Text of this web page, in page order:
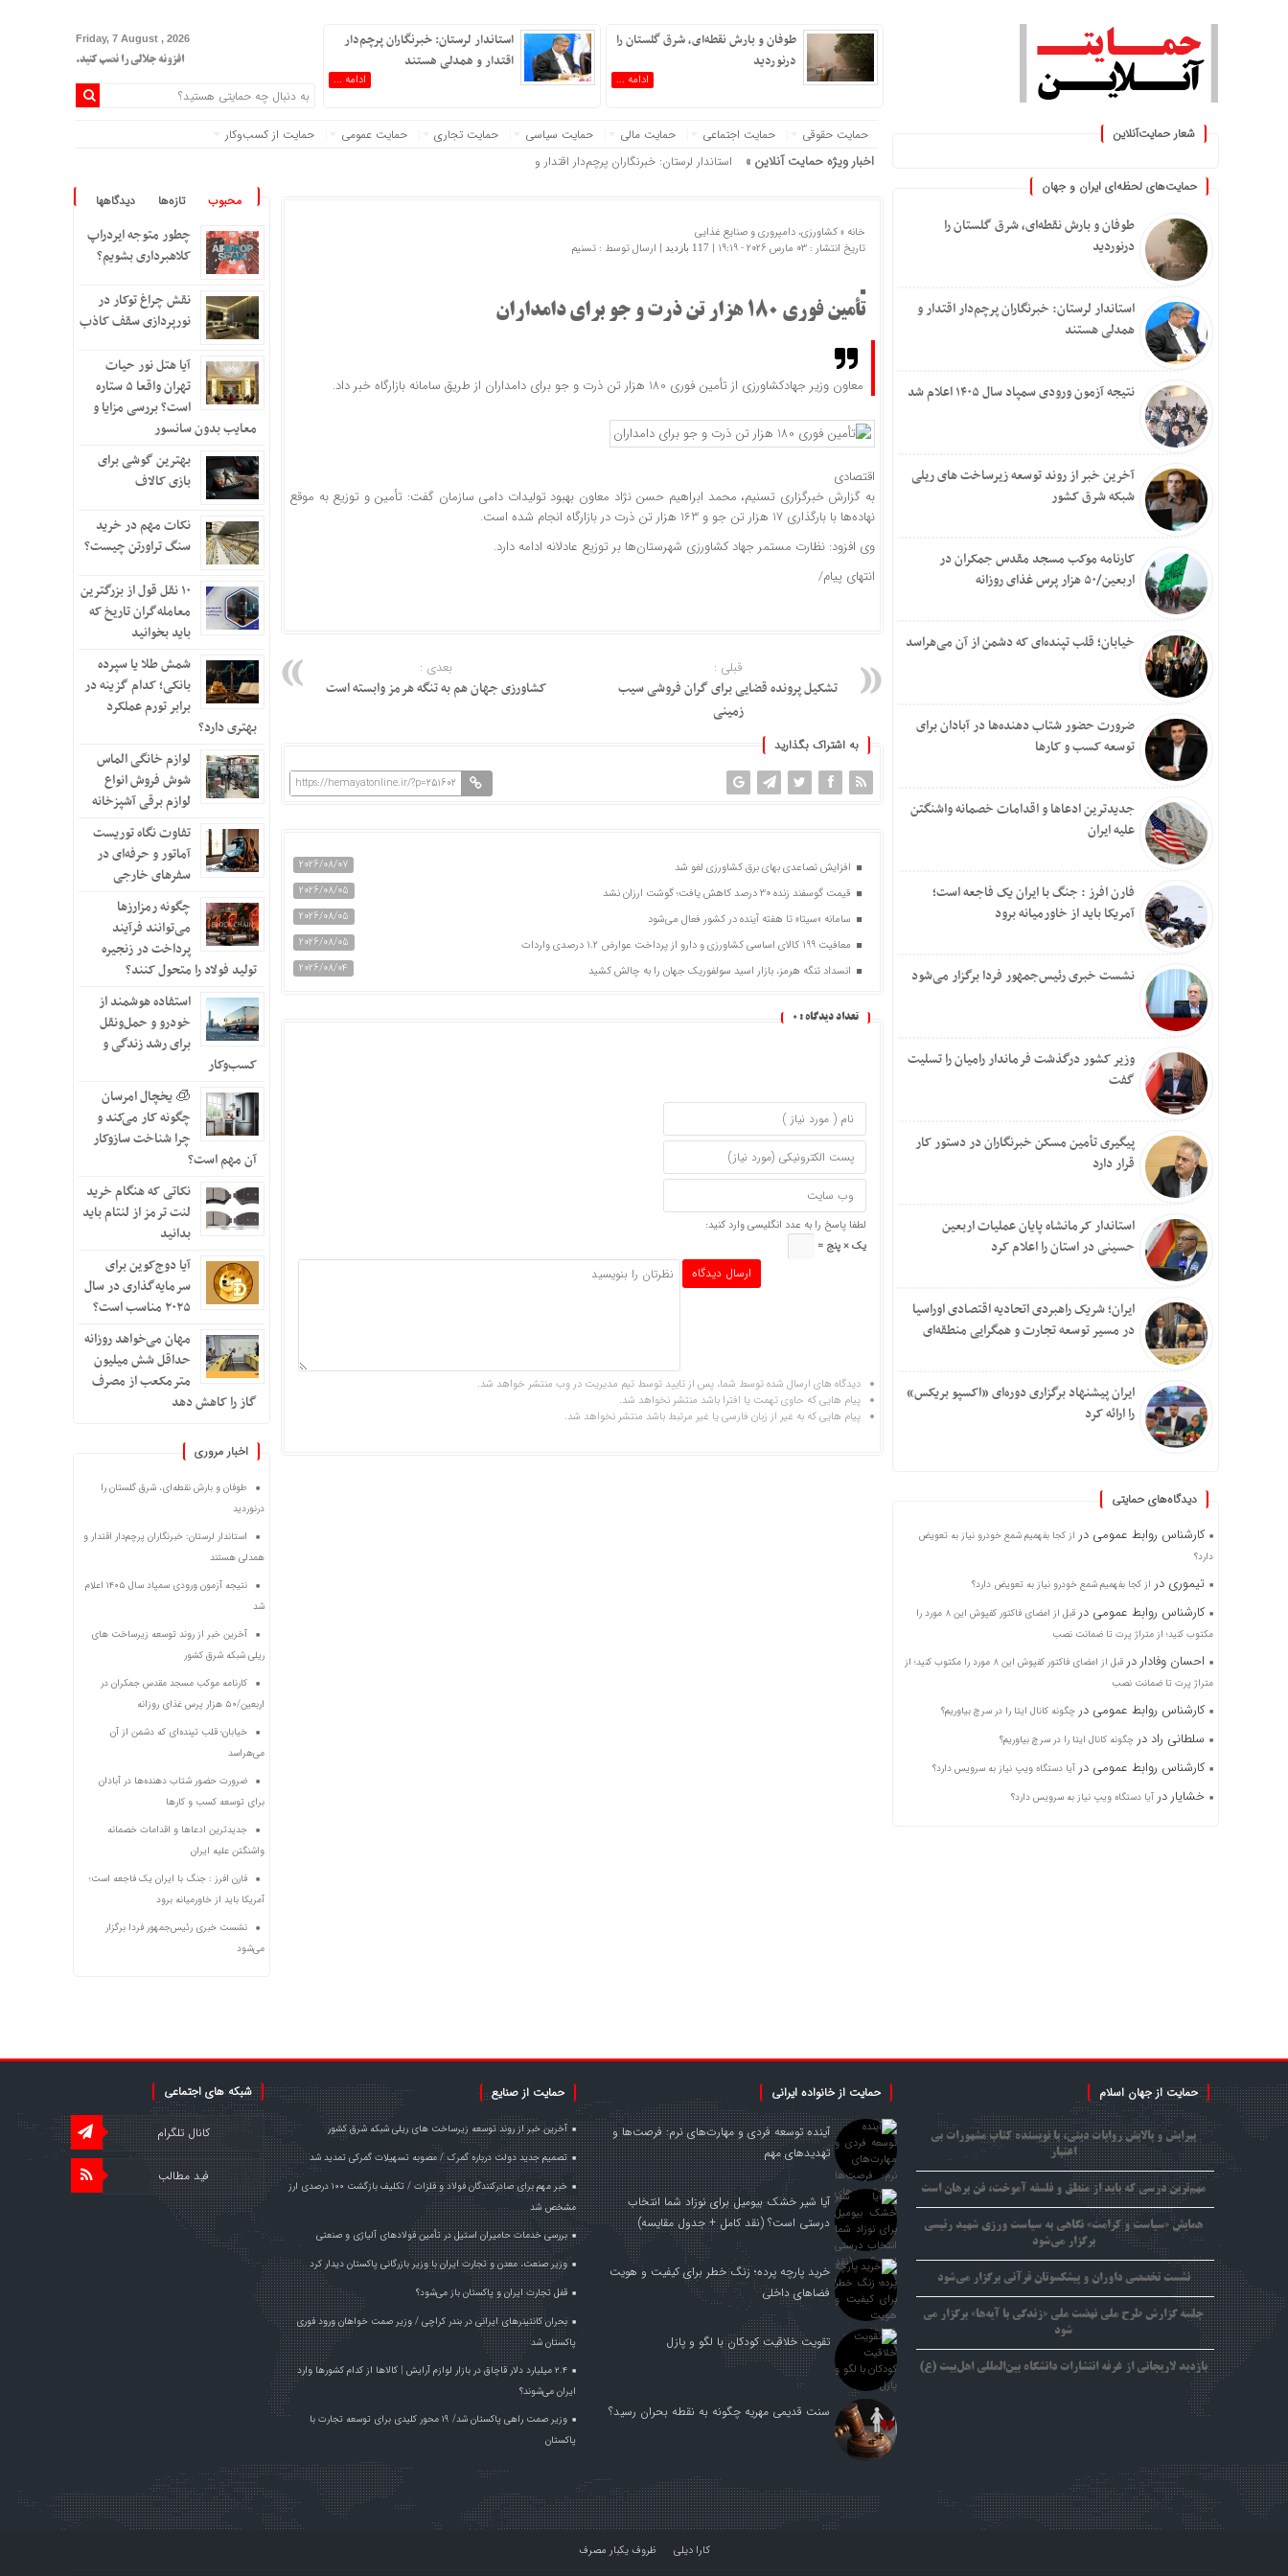
شعار حمایت‌آنلاین
حمایت‌های لحظه‌ای ایران و جهان
طوفان و بارش نقطه‌ای، شرق گلستان را
درنوردید
استاندار لرستان: خبرنگاران پرچم‌دار اقتدار و
همدلی هستند
نتیجه آزمون ورودی سمپاد سال ۱۴۰۵ اعلام شد
آخرین خبر از روند توسعه زیرساخت های ریلی
شبکه شرق کشور
کارنامه موکب مسجد مقدس جمکران در
اربعین/۵۰ هزار پرس غذای روزانه
خیابان؛ قلب تپنده‌ای که دشمن از آن می‌هراسد
ضرورت حضور شتاب ‌دهنده‌ها در آبادان برای
توسعه کسب‌ و کارها
جدیدترین ادعاها و اقدامات خصمانه واشنگتن
علیه ایران
فارن افرز : جنگ با ایران یک فاجعه است؛
آمریکا باید از خاورمیانه برود
نشست خبری رئیس‌جمهور فردا برگزار می‌شود
وزیر کشور درگذشت فرماندار رامیان را تسلیت
گفت
پیگیری تأمین مسکن خبرنگاران در دستور کار
قرار دارد
استاندار کرمانشاه پایان عملیات اربعین
حسینی در استان را اعلام کرد
ایران؛ شریک راهبردی اتحادیه اقتصادی اوراسیا
در مسیر توسعه تجارت و همگرایی منطقه‌ای
ایران پیشنهاد برگزاری دوره‌ای «اکسپو بریکس»
را ارائه کرد
دیدگاه‌های حمایتی
کارشناس روابط عمومی در از کجا بفهمیم شمع خودرو نیاز به تعویض
دارد؟
تیموری در از کجا بفهمیم شمع خودرو نیاز به تعویض دارد؟
کارشناس روابط عمومی در
قبل از امضای فاکتور کفپوش این ۸ مورد را
مکتوب کنید؛ از متراژ پرت تا ضمانت نصب
احسان وفادار در
قبل از امضای فاکتور کفپوش این ۸ مورد را مکتوب کنید؛ از
متراژ پرت تا ضمانت نصب
کارشناس روابط عمومی در چگونه کانال ایتا را در سرچ بیاوریم؟
سلطانی راد در چگونه کانال ایتا را در سرچ بیاوریم؟
کارشناس روابط عمومی در آیا دستگاه ویپ نیاز به سرویس دارد؟
خشایار در آیا دستگاه ویپ نیاز به سرویس دارد؟
طوفان و بارش نقطه‌ای، شرق گلستان را
درنوردید
ادامه ...
استاندار لرستان: خبرنگاران پرچم‌دار
اقتدار و همدلی هستند
ادامه ...
Friday, 7 August , 2026
افزونه جلالی را نصب کنید.
حمایت حقوقی حمایت اجتماعی حمایت مالی حمایت سیاسی حمایت تجاری حمایت عمومی حمایت از کسب‌وکار
اخبار ویژه حمایت آنلاین » استاندار لرستان: خبرنگاران پرچم‌دار اقتدار و همدلی هستند
خانه »کشاورزی، دامپروری و صنایع غذایی
تاریخ انتشار : 03 مارس 2026 - 19:19 |
117 بازدید | ارسال توسط : تسنیم
تأمین فوری 180 هزار تن ذرت و جو برای دامداران
معاون وزیر جهادکشاورزی از تأمین فوری 180 هزار تن ذرت و جو برای دامداران از طریق سامانه بازارگاه خبر داد.
اقتصادی
به گزارش خبرگزاری تسنیم، محمد ابراهیم حسن نژاد معاون بهبود تولیدات دامی سازمان گفت: تأمین و توزیع به موقع
نهاده‌ها با بارگذاری 17 هزار تن جو و 163 هزار تن ذرت در بازارگاه انجام شده است.
وی افزود: نظارت مستمر جهاد کشاورزی شهرستان‌ها بر توزیع عادلانه ادامه دارد.
انتهای پیام/
بعدی :
کشاورزی جهان هم به تنگه هرمز وابسته است
قبلی :
تشکیل پرونده قضایی برای گران فروشی سیب
زمینی
به اشتراک بگذارید
https://hemayatonline.ir/?p=251602
افزایش تصاعدی بهای برق کشاورزی لغو شد
2026/08/07
قیمت گوسفند زنده 30 درصد کاهش یافت؛ گوشت ارزان نشد
2026/08/05
سامانه «سیتا» تا هفته آینده در کشور فعال می‌شود
2026/08/05
معافیت 199 کالای اساسی کشاورزی و دارو از پرداخت عوارض 1.2 درصدی واردات
2026/08/05
انسداد تنگه هرمز، بازار اسید سولفوریک جهان را به چالش کشید
2026/08/04
تعداد دیدگاه : 0
لطفا پاسخ را به عدد انگلیسی وارد کنید:
یک × پنج =
دیدگاه های ارسال شده توسط شما، پس از تایید توسط تیم مدیریت در وب منتشر خواهد شد.
پیام هایی که حاوی تهمت یا افترا باشد منتشر نخواهد شد.
پیام هایی که به غیر از زبان فارسی یا غیر مرتبط باشد منتشر نخواهد شد.
محبوب تازه‌ها دیدگاهها
چطور متوجه ایردراپ
کلاهبرداری بشویم؟
نقش چراغ توکار در
نورپردازی سقف کاذب
آیا هتل نور حیات
تهران واقعا ۵ ستاره
است؟ بررسی مزایا و
معایب بدون سانسور
بهترین گوشی برای
بازی کالاف
نکات مهم در خرید
سنگ تراورتن چیست؟
۱۰ نقل قول از بزرگترین
معامله‌گران تاریخ که
باید بخوانید
شمش طلا یا سپرده
بانکی؛ کدام گزینه در
برابر تورم عملکرد
بهتری دارد؟
لوازم خانگی الماس
شوش فروش انواع
لوازم برقی آشپزخانه
تفاوت نگاه توریست
آماتور و حرفه‌ای در
سفرهای خارجی
چگونه رمزارزها
می‌توانند فرآیند
پرداخت در زنجیره
تولید فولاد را متحول کنند؟
استفاده هوشمند از
خودرو و حمل‌ونقل
برای رشد زندگی و
کسب‌وکار
🧊 یخچال امرسان
چگونه کار می‌کند و
چرا شناخت سازوکار
آن مهم است؟
نکاتی که هنگام خرید
لنت ترمز از لنتام باید
بدانید
آیا دوج‌کوین برای
سرمایه‌گذاری در سال
۲۰۲۵ مناسب است؟
مهان می‌خواهد روزانه
حداقل شش میلیون
مترمکعب از مصرف
گاز را کاهش دهد
اخبار مروری
طوفان و بارش نقطه‌ای، شرق گلستان را
درنوردید
استاندار لرستان: خبرنگاران پرچم‌دار اقتدار و
همدلی هستند
نتیجه آزمون ورودی سمپاد سال ۱۴۰۵ اعلام
شد
آخرین خبر از روند توسعه زیرساخت های
ریلی شبکه شرق کشور
کارنامه موکب مسجد مقدس جمکران در
اربعین/۵۰ هزار پرس غذای روزانه
خیابان؛ قلب تپنده‌ای که دشمن از آن
می‌هراسد
ضرورت حضور شتاب ‌دهنده‌ها در آبادان
برای توسعه کسب‌ و کارها
جدیدترین ادعاها و اقدامات خصمانه
واشنگتن علیه ایران
فارن افرز : جنگ با ایران یک فاجعه است؛
آمریکا باید از خاورمیانه برود
نشست خبری رئیس‌جمهور فردا برگزار
می‌شود
حمایت از جهان اسلام
پیرایش و پالایش روایات دینی، با نویسنده کتاب مشهورات بی
اعتبار
مهم‌ترین درسی که باید از منطق و فلسفه آموخت، فن برهان است
همایش «سیاست و کرامت» نگاهی به سیاست ورزی شهید رئیسی
برگزار می‌شود
نشست تخصصی داوران و پیشکسوتان قرآنی برگزار می‌شود
جلسه گزارش طرح ملی نهضت ملی «زندگی با آیه‌ها» برگزار می
شود
بازدید لاریجانی از غرفه انتشارات دانشگاه بین‌المللی اهل‌بیت (ع)
حمایت از خانواده ایرانی
آینده توسعه فردی و مهارت‌های نرم: فرصت‌ها و
تهدیدهای مهم
آیا شیر خشک بیومیل برای نوزاد شما انتخاب
درستی است؟ (نقد کامل + جدول مقایسه)
خرید پارچه پرده؛ زنگ خطر برای کیفیت و هویت
فضاهای داخلی
تقویت خلاقیت کودکان با لگو و پازل
سنت قدیمی مهریه چگونه به نقطه بحران رسید؟
حمایت از صنایع
آخرین خبر از روند توسعه زیرساخت های ریلی شبکه شرق کشور
تصمیم جدید دولت درباره گمرک / مصوبه تسهیلات گمرکی تمدید شد
خبر مهم برای صادرکنندگان فولاد و فلزات / تکلیف بازگشت ۱۰۰ درصدی ارز
مشخص شد
بررسی خدمات حامیران استیل در تأمین فولادهای آلیاژی و صنعتی
وزیر صنعت، معدن و تجارت ایران با وزیر بازرگانی پاکستان دیدار کرد
قفل تجارت ایران و پاکستان باز می‌شود؟
بحران کانتینر‌های ایرانی در بندر کراچی / وزیر صمت خواهان ورود فوری
پاکستان شد
۲.۴ میلیارد دلار قاچاق در بازار لوازم آرایش | کالاها از کدام کشورها وارد
ایران می‌شوند؟
وزیر صمت راهی پاکستان شد/ ۱۹ محور کلیدی برای توسعه تجارت با
پاکستان
شبکه های اجتماعی
کانال تلگرام
فید مطالب
کارا دیلی ظروف یکبار مصرف